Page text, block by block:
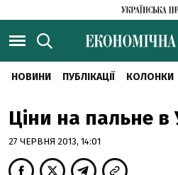
НОВИНИ ПУБЛІКАЦІЇ КОЛОНКИ
Ціни на пальне в
27 ЧЕРВНЯ 2013, 14:01